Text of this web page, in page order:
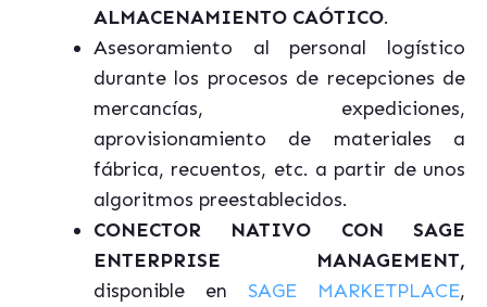
ALMACENAMIENTO CAÓTICO.
Asesoramiento al personal logístico
durante los procesos de recepciones de
mercancías, expediciones,
aprovisionamiento de materiales a
fábrica, recuentos, etc. a partir de unos
algoritmos preestablecidos.
CONECTOR NATIVO CON SAGE
ENTERPRISE MANAGEMENT,
disponible en SAGE MARKETPLACE,